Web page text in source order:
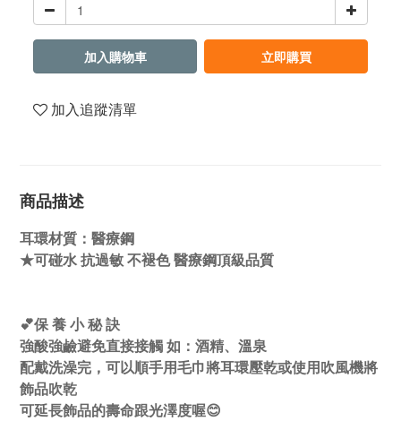
加入購物車 立即購買
加入追蹤清單
商品描述
耳環材質：醫療鋼
★可碰水 抗過敏 不褪色 醫療鋼頂級品質
💕保 養 小 秘 訣
強酸強鹼避免直接接觸 如：酒精、溫泉
配戴洗澡完，可以順手用毛巾將耳環壓乾或使用吹風機將
飾品吹乾
可延長飾品的壽命跟光澤度喔😊